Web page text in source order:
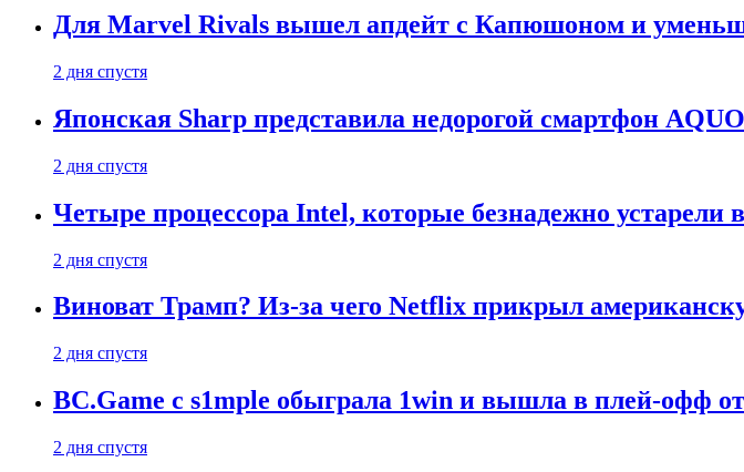
Для Marvel Rivals вышел апдейт с Капюшоном и
2 дня спустя
Японская Sharp представила недорогой смартфон
2 дня спустя
Четыре процессора Intel, которые безнадежно устарели
2 дня спустя
Виноват Трамп? Из-за чего Netflix прикрыл
2 дня спустя
BC.Game с s1mple обыграла 1win и вышла в плей-офф
2 дня спустя